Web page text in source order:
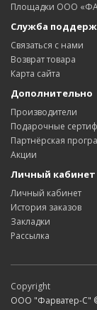
Площадки ООО
Служба
Связаться с нами
Возврат товара
Карта сайта
Дополнительно
Производители
Подарочные
Партнёрская
Акции
Личный кабинет
Личный кабинет
История заказов
Закладки
Рассылка
Copyright
ООО "Фарватер-С"